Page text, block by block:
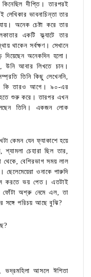
দীপ্তি। তারপরই
ভাবনাচিন্তা তার
অনেক চেষ্টা করে তার
একটি ফ্ল্যাটে তার
থাকেন সর্বক্ষণ। সেখানে
দিয়েছেন অনেকদিন হলো।
উনি আবার লিখতে চান।
তিনি কিছু লেখেননি,
কি তারও আগে। ৯০-এর
হতে শুরু করে। তারপর এখন
তিনি। একজন লোক
কেমন যেন ফ্যাকাশে হয়ে
শ্যামলা চেহারা ছিল তার,
বেশিরভাগ সময় লাল
ছেলেমেয়েরা ওনাকে পারুদি
করতে ভয় পেত। এতটাই
ফোঁটা অশ্রু নেমে এল, তা
সঙ্গে পরিচয় আছে বুঝি?
ভদ্রমহিলা আসলে ঈশিতা